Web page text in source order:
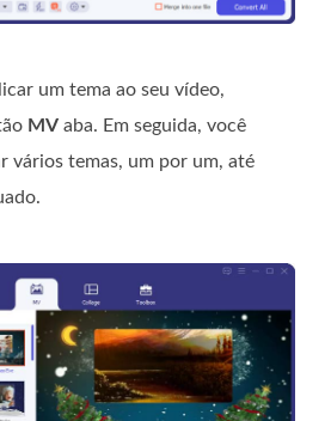
um tema ao seu vídeo,
MV aba. Em seguida, você
vários temas, um por um, até